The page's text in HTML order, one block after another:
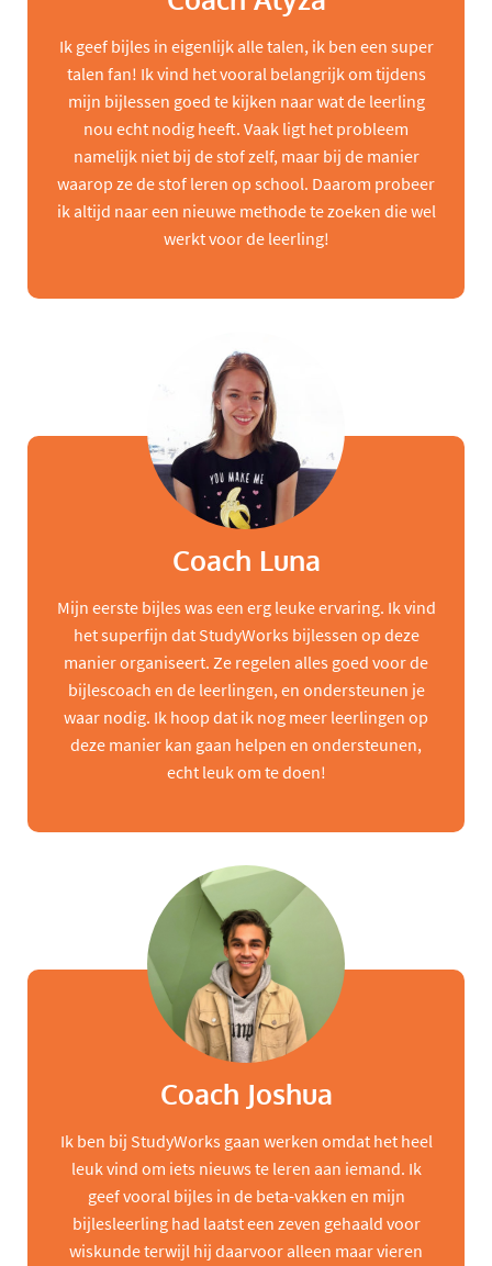
Ik geef bijles in eigenlijk alle talen, ik ben een super
talen fan! Ik vind het vooral belangrijk om tijdens
mijn bijlessen goed te kijken naar wat de leerling
nou echt nodig heeft. Vaak ligt het probleem
namelijk niet bij de stof zelf, maar bij de manier
waarop ze de stof leren op school. Daarom probeer
ik altijd naar een nieuwe methode te zoeken die wel
werkt voor de leerling!
Coach Luna
Mijn eerste bijles was een erg leuke ervaring. Ik vind
het superfijn dat StudyWorks bijlessen op deze
manier organiseert. Ze regelen alles goed voor de
bijlescoach en de leerlingen, en ondersteunen je
waar nodig. Ik hoop dat ik nog meer leerlingen op
deze manier kan gaan helpen en ondersteunen,
echt leuk om te doen!
Coach Joshua
Ik ben bij StudyWorks gaan werken omdat het heel
leuk vind om iets nieuws te leren aan iemand. Ik
geef vooral bijles in de beta-vakken en mijn
bijlesleerling had laatst een zeven gehaald voor
wiskunde terwijl hij daarvoor alleen maar vieren